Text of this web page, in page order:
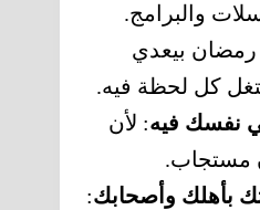
والبرامج.
رمضان بيعدي
كل لحظة فيه.
نفسك فيه: لأن
مستجاب.
بأهلك وأصحابك: